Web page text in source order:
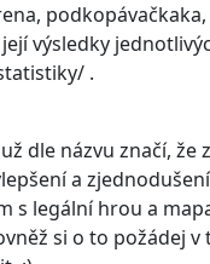
výsledky
.
dle názvu značí, že
a
s legální hrou a
si o to požádej